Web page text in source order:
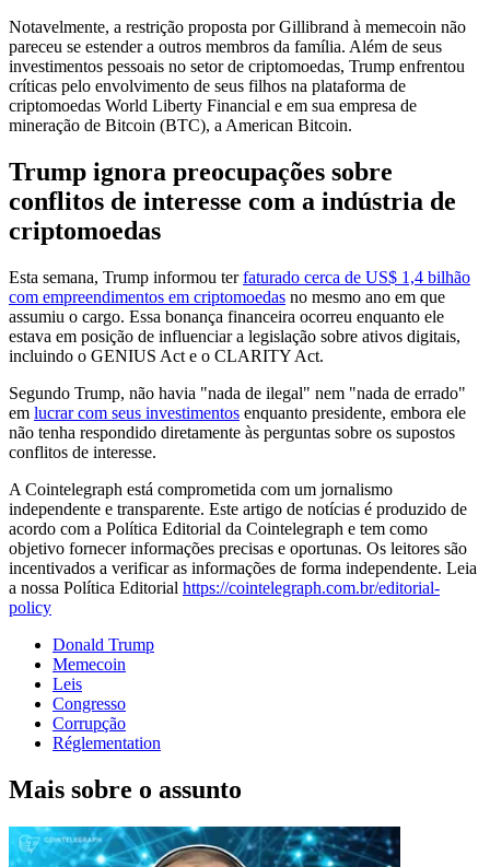
Notavelmente, a restrição proposta por Gillibrand à memecoin não
pareceu se estender a outros membros da família. Além de seus
investimentos pessoais no setor de criptomoedas, Trump enfrentou
críticas pelo envolvimento de seus filhos na plataforma de
criptomoedas World Liberty Financial e em sua empresa de
mineração de Bitcoin (BTC), a American Bitcoin.
Trump ignora preocupações sobre
conflitos de interesse com a indústria de
criptomoedas
Esta semana, Trump informou terfaturado cerca de US$ 1,4 bilhão
com empreendimentos em criptomoedas no mesmo ano em que
assumiu o cargo. Essa bonança financeira ocorreu enquanto ele
estava em posição de influenciar a legislação sobre ativos digitais,
incluindo o GENIUS Act e o CLARITY Act.
Segundo Trump, não havia "nada de ilegal" nem "nada de errado"
em lucrar com seus investimentos enquanto presidente, embora ele
não tenha respondido diretamente às perguntas sobre os supostos
conflitos de interesse.
A Cointelegraph está comprometida com um jornalismo
independente e transparente. Este artigo de notícias é produzido de
acordo com a Política Editorial da Cointelegraph e tem como
objetivo fornecer informações precisas e oportunas. Os leitores são
incentivados a verificar as informações de forma independente. Leia
a nossa Política Editorial https://cointelegraph.com.br/editorial-
policy
Donald Trump
Memecoin
Leis
Congresso
Corrupção
Réglementation
Mais sobre o assunto